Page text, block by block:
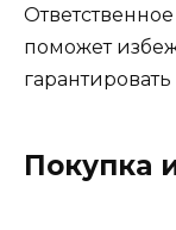
поможет
Покупка